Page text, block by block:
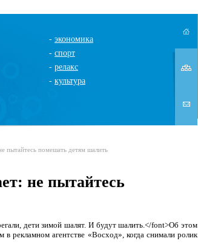
- экономика
- спорт
- релакс
- культура
пытайтесь помешать детям шалить
не пытайтесь
дети зимой шалят. И будут шалить.</font>Об этом
рекламном агентстве «Восход», когда снимали ролик